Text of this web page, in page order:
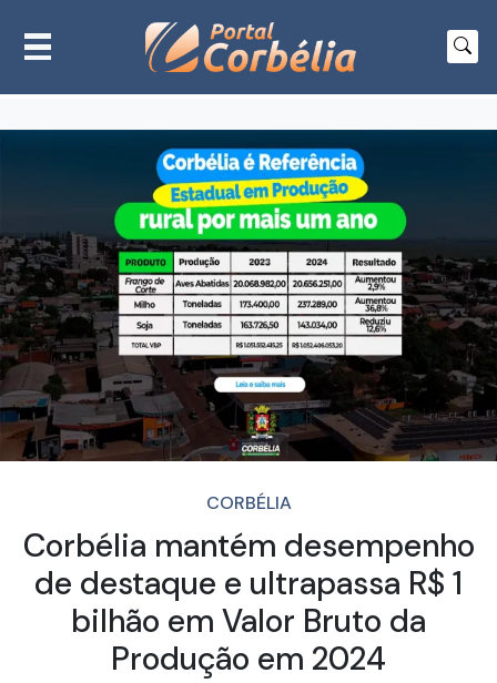
CORBÉLIA
Corbélia mantém desempenho
de destaque e ultrapassa R$ 1
bilhão em Valor Bruto da
Produção em 2024